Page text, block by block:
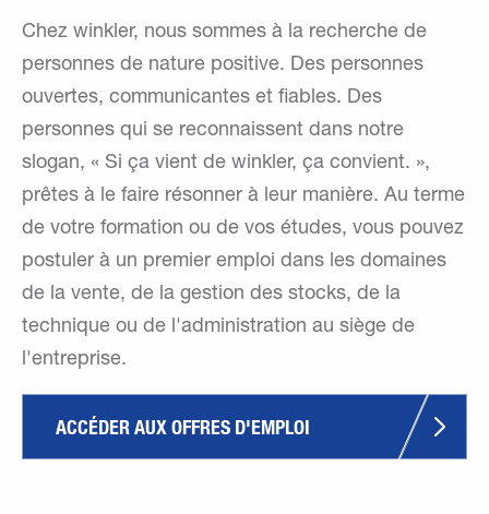
Chez winkler, nous sommes à la recherche de
personnes de nature positive. Des personnes
ouvertes, communicantes et fiables. Des
personnes qui se reconnaissent dans notre
slogan, « Si ça vient de winkler, ça convient. »,
prêtes à le faire résonner à leur manière. Au terme
de votre formation ou de vos études, vous pouvez
postuler à un premier emploi dans les domaines
de la vente, de la gestion des stocks, de la
technique ou de l'administration au siège de
l'entreprise.
ACCÉDER AUX OFFRES D'EMPLOI